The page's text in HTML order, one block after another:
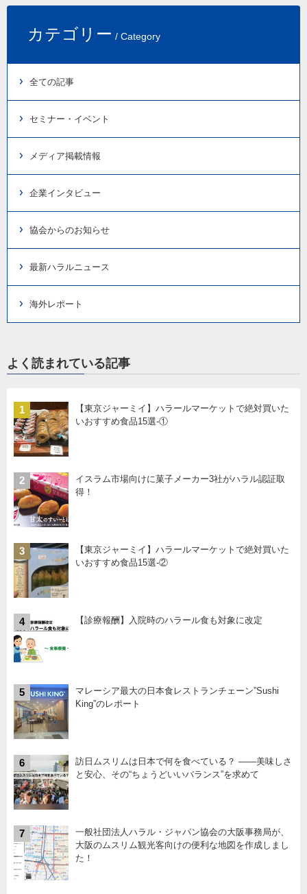
カテゴリー / Category
全ての記事
セミナー・イベント
メディア掲載情報
企業インタビュー
協会からのお知らせ
最新ハラルニュース
海外レポート
よく読まれている記事
1
【東京ジャーミイ】ハラールマーケットで絶対買いた
いおすすめ食品15選-①
2
イスラム市場向けに菓子メーカー3社がハラル認証取
得！
3
【東京ジャーミイ】ハラールマーケットで絶対買いた
いおすすめ食品15選-②
4 【診療報酬】入院時のハラール食も対象に改定
5
マレーシア最大の日本食レストランチェーン”Sushi
King”のレポート
6
訪日ムスリムは日本で何を食べている？ ――美味しさ
と安心、その“ちょうどいいバランス”を求めて
7
一般社団法人ハラル・ジャパン協会の大阪事務局が、
大阪のムスリム観光客向けの便利な地図を作成しまし
た！